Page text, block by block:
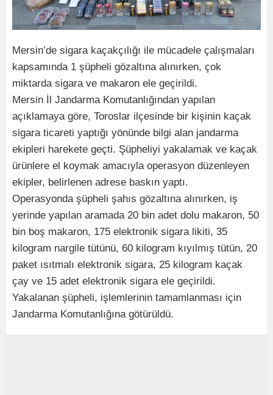
Mersin’de sigara kaçakçılığı ile mücadele çalışmaları
kapsamında 1 şüpheli gözaltına alınırken, çok
miktarda sigara ve makaron ele geçirildi.
Mersin İl Jandarma Komutanlığından yapılan
açıklamaya göre, Toroslar ilçesinde bir kişinin kaçak
sigara ticareti yaptığı yönünde bilgi alan jandarma
ekipleri harekete geçti. Şüpheliyi yakalamak ve kaçak
ürünlere el koymak amacıyla operasyon düzenleyen
ekipler, belirlenen adrese baskın yaptı.
Operasyonda şüpheli şahıs gözaltına alınırken, iş
yerinde yapılan aramada 20 bin adet dolu makaron, 50
bin boş makaron, 175 elektronik sigara likiti, 35
kilogram nargile tütünü, 60 kilogram kıyılmış tütün, 20
paket ısıtmalı elektronik sigara, 25 kilogram kaçak
çay ve 15 adet elektronik sigara ele geçirildi.
Yakalanan şüpheli, işlemlerinin tamamlanması için
Jandarma Komutanlığına götürüldü.